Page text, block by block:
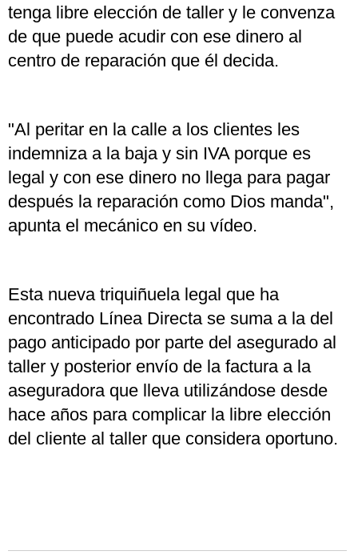
tenga libre elección de taller y le convenza
de que puede acudir con ese dinero al
centro de reparación que él decida.
"Al peritar en la calle a los clientes les
indemniza a la baja y sin IVA porque es
legal y con ese dinero no llega para pagar
después la reparación como Dios manda",
apunta el mecánico en su vídeo.
Esta nueva triquiñuela legal que ha
encontrado Línea Directa se suma a la del
pago anticipado por parte del asegurado al
taller y posterior envío de la factura a la
aseguradora que lleva utilizándose desde
hace años para complicar la libre elección
del cliente al taller que considera oportuno.